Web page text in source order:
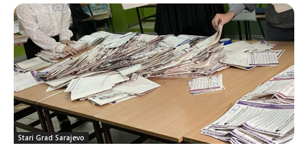
Stari Grad Sarajevo